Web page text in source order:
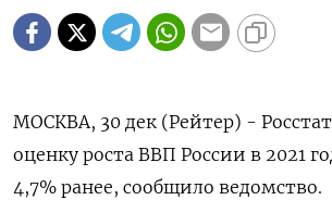
МОСКВА, 30 дек (Рейтер) -
оценку роста ВВП России в 2021
4,7% ранее, сообщило ведомство.